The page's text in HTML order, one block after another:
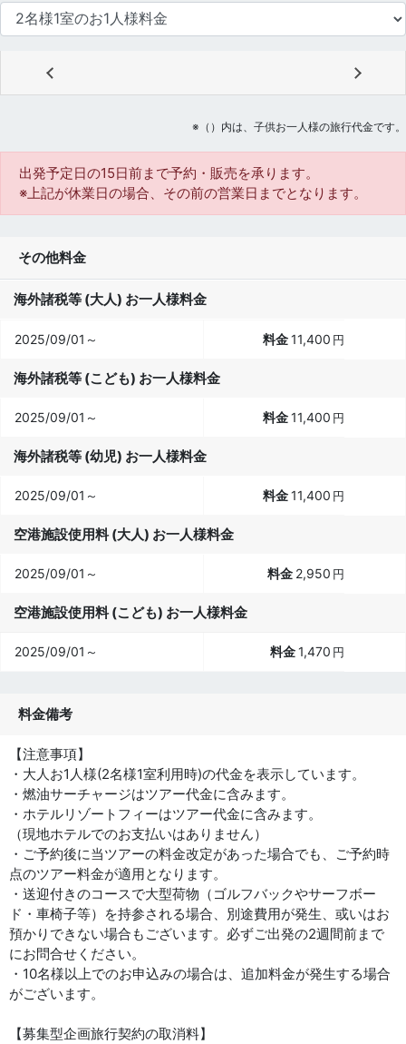
※（）内は、子供お一人様の旅行代金です。
出発予定日の15日前まで予約・販売を承ります。
※上記が休業日の場合、その前の営業日までとなります。
その他料金
海外諸税等 (大人) お一人様料金
2025/09/01～ 11,400 円
海外諸税等 (こども) お一人様料金
2025/09/01～ 11,400 円
海外諸税等 (幼児) お一人様料金
2025/09/01～ 11,400 円
空港施設使用料 (大人) お一人様料金
2025/09/01～ 2,950 円
空港施設使用料 (こども) お一人様料金
2025/09/01～ 1,470 円
料金備考
【注意事項】
・大人お1人様(2名様1室利用時)の代金を表示しています。
・燃油サーチャージはツアー代金に含みます。
・ホテルリゾートフィーはツアー代金に含みます。
（現地ホテルでのお支払いはありません）
・ご予約後に当ツアーの料金改定があった場合でも、ご予約時
点のツアー料金が適用となります。
・送迎付きのコースで大型荷物（ゴルフバックやサーフボー
ド・車椅子等）を持参される場合、別途費用が発生、或いはお
預かりできない場合もございます。必ずご出発の2週間前まで
にお問合せください。
・10名様以上でのお申込みの場合は、追加料金が発生する場合
がございます。
【募集型企画旅行契約の取消料】